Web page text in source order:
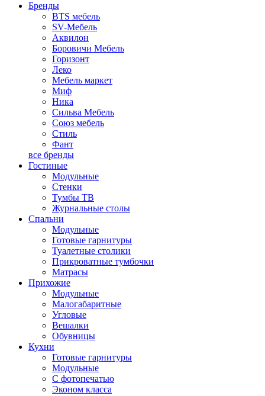
Бренды
BTS мебель
SV-Мебель
Аквилон
Боровичи Мебель
Горизонт
Леко
Мебель маркет
Миф
Ника
Сильва Мебель
Союз мебель
Стиль
Фант
все бренды
Гостиные
Модульные
Стенки
Тумбы ТВ
Журнальные столы
Спальни
Модульные
Готовые гарнитуры
Туалетные столики
Прикроватные тумбочки
Матрасы
Прихожие
Модульные
Малогабаритные
Угловые
Вешалки
Обувницы
Кухни
Готовые гарнитуры
Модульные
С фотопечатью
Эконом класса